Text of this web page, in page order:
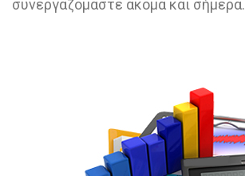
συνεργαζόμαστε ακόμα και σήμερα.